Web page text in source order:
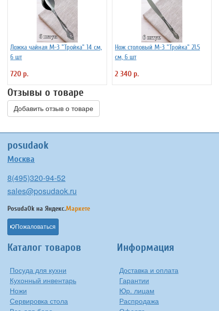
Ложка чайная М-3 "Тройка" 14 см,
6 шт
720 р.
Нож столовый М-3 "Тройка" 21.5
см, 6 шт
2 340 р.
Отзывы о товаре
Добавить отзыв о товаре
posudaok
Москва
8(495)320-94-52
sales@posudaok.ru
PosudaOk на Яндекс.Маркете
Пожаловаться
Каталог товаров
Посуда для кухни
Кухонный инвентарь
Ножи
Сервировка стола
Информация
Доставка и оплата
Гарантии
Юр. лицам
Распродажа